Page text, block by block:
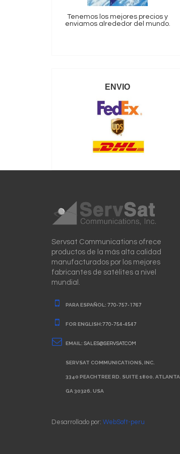
Tenemos los mejores precios y
enviamos alrededor del mundo.
ENVIO
Servsat Communications ofrece
productos de la más alta calidad
manufacturados por los mejores
fabricantes de satélites a nivel
mundial.
PARA ESPAÑOL: 770-757-1767
FOR ENGLISH:770-754-4547
EMAIL: SALES@SERVSAT.COM
SERVSAT COMMUNICATIONS, INC.
3340 PEACHTREE RD. SUITE 1800. ATLANTA,
GA 30326. USA
Desarrollado por: WebSoft-peru